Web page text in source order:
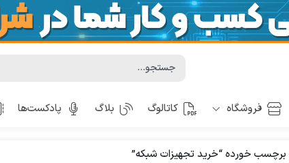
فروشگاه کاتالوگ بلاگ پادکست‌ها
خورده “خرید تجهیزات شبکه”